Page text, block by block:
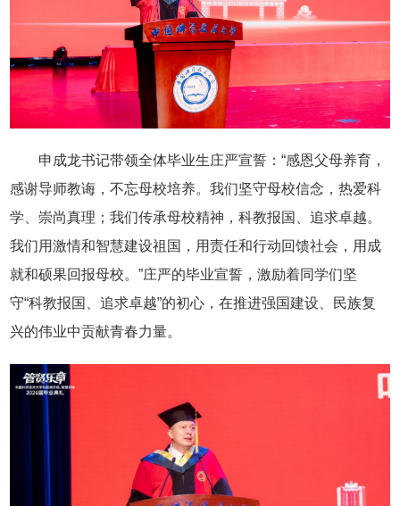
申成龙书记带领全体毕业生庄严宣誓：“感恩父母养育，
感谢导师教诲，不忘母校培养。我们坚守母校信念，热爱科
学、崇尚真理；我们传承母校精神，科教报国、追求卓越。
我们用激情和智慧建设祖国，用责任和行动回馈社会，用成
就和硕果回报母校。”庄严的毕业宣誓，激励着同学们坚
守“科教报国、追求卓越”的初心，在推进强国建设、民族复
兴的伟业中贡献青春力量。